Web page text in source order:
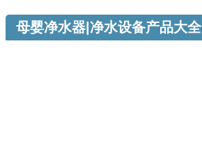
母婴净水器|净水设备产品大全